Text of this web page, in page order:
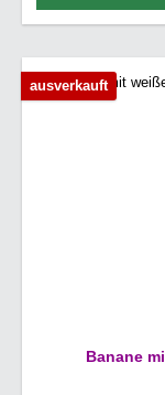
ausverkauft
Banane